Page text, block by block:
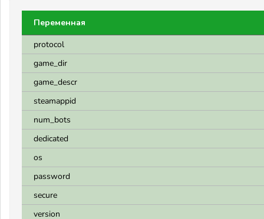
Переменная
protocol
game_dir
game_descr
steamappid
num_bots
dedicated
os
password
secure
version